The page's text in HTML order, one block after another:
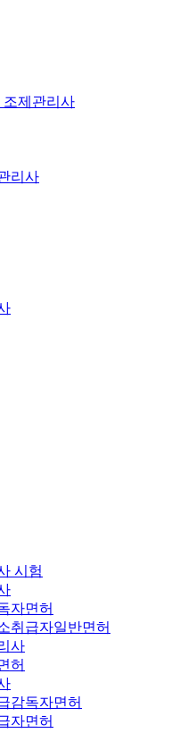
조제관리사
리사
시험
자면허
취급자일반면허
사
허
감독자면허
자면허